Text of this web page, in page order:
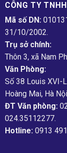
CÔNG TY
Mã số DN:
31/10/2002.
Trụ sở chính:
Thôn 3, xã Nam
Văn Phòng:
Số 38 Louis XVI-
Hoàng Mai, Hà
ĐT Văn phòng:
024.35112277.
Hotline:0913